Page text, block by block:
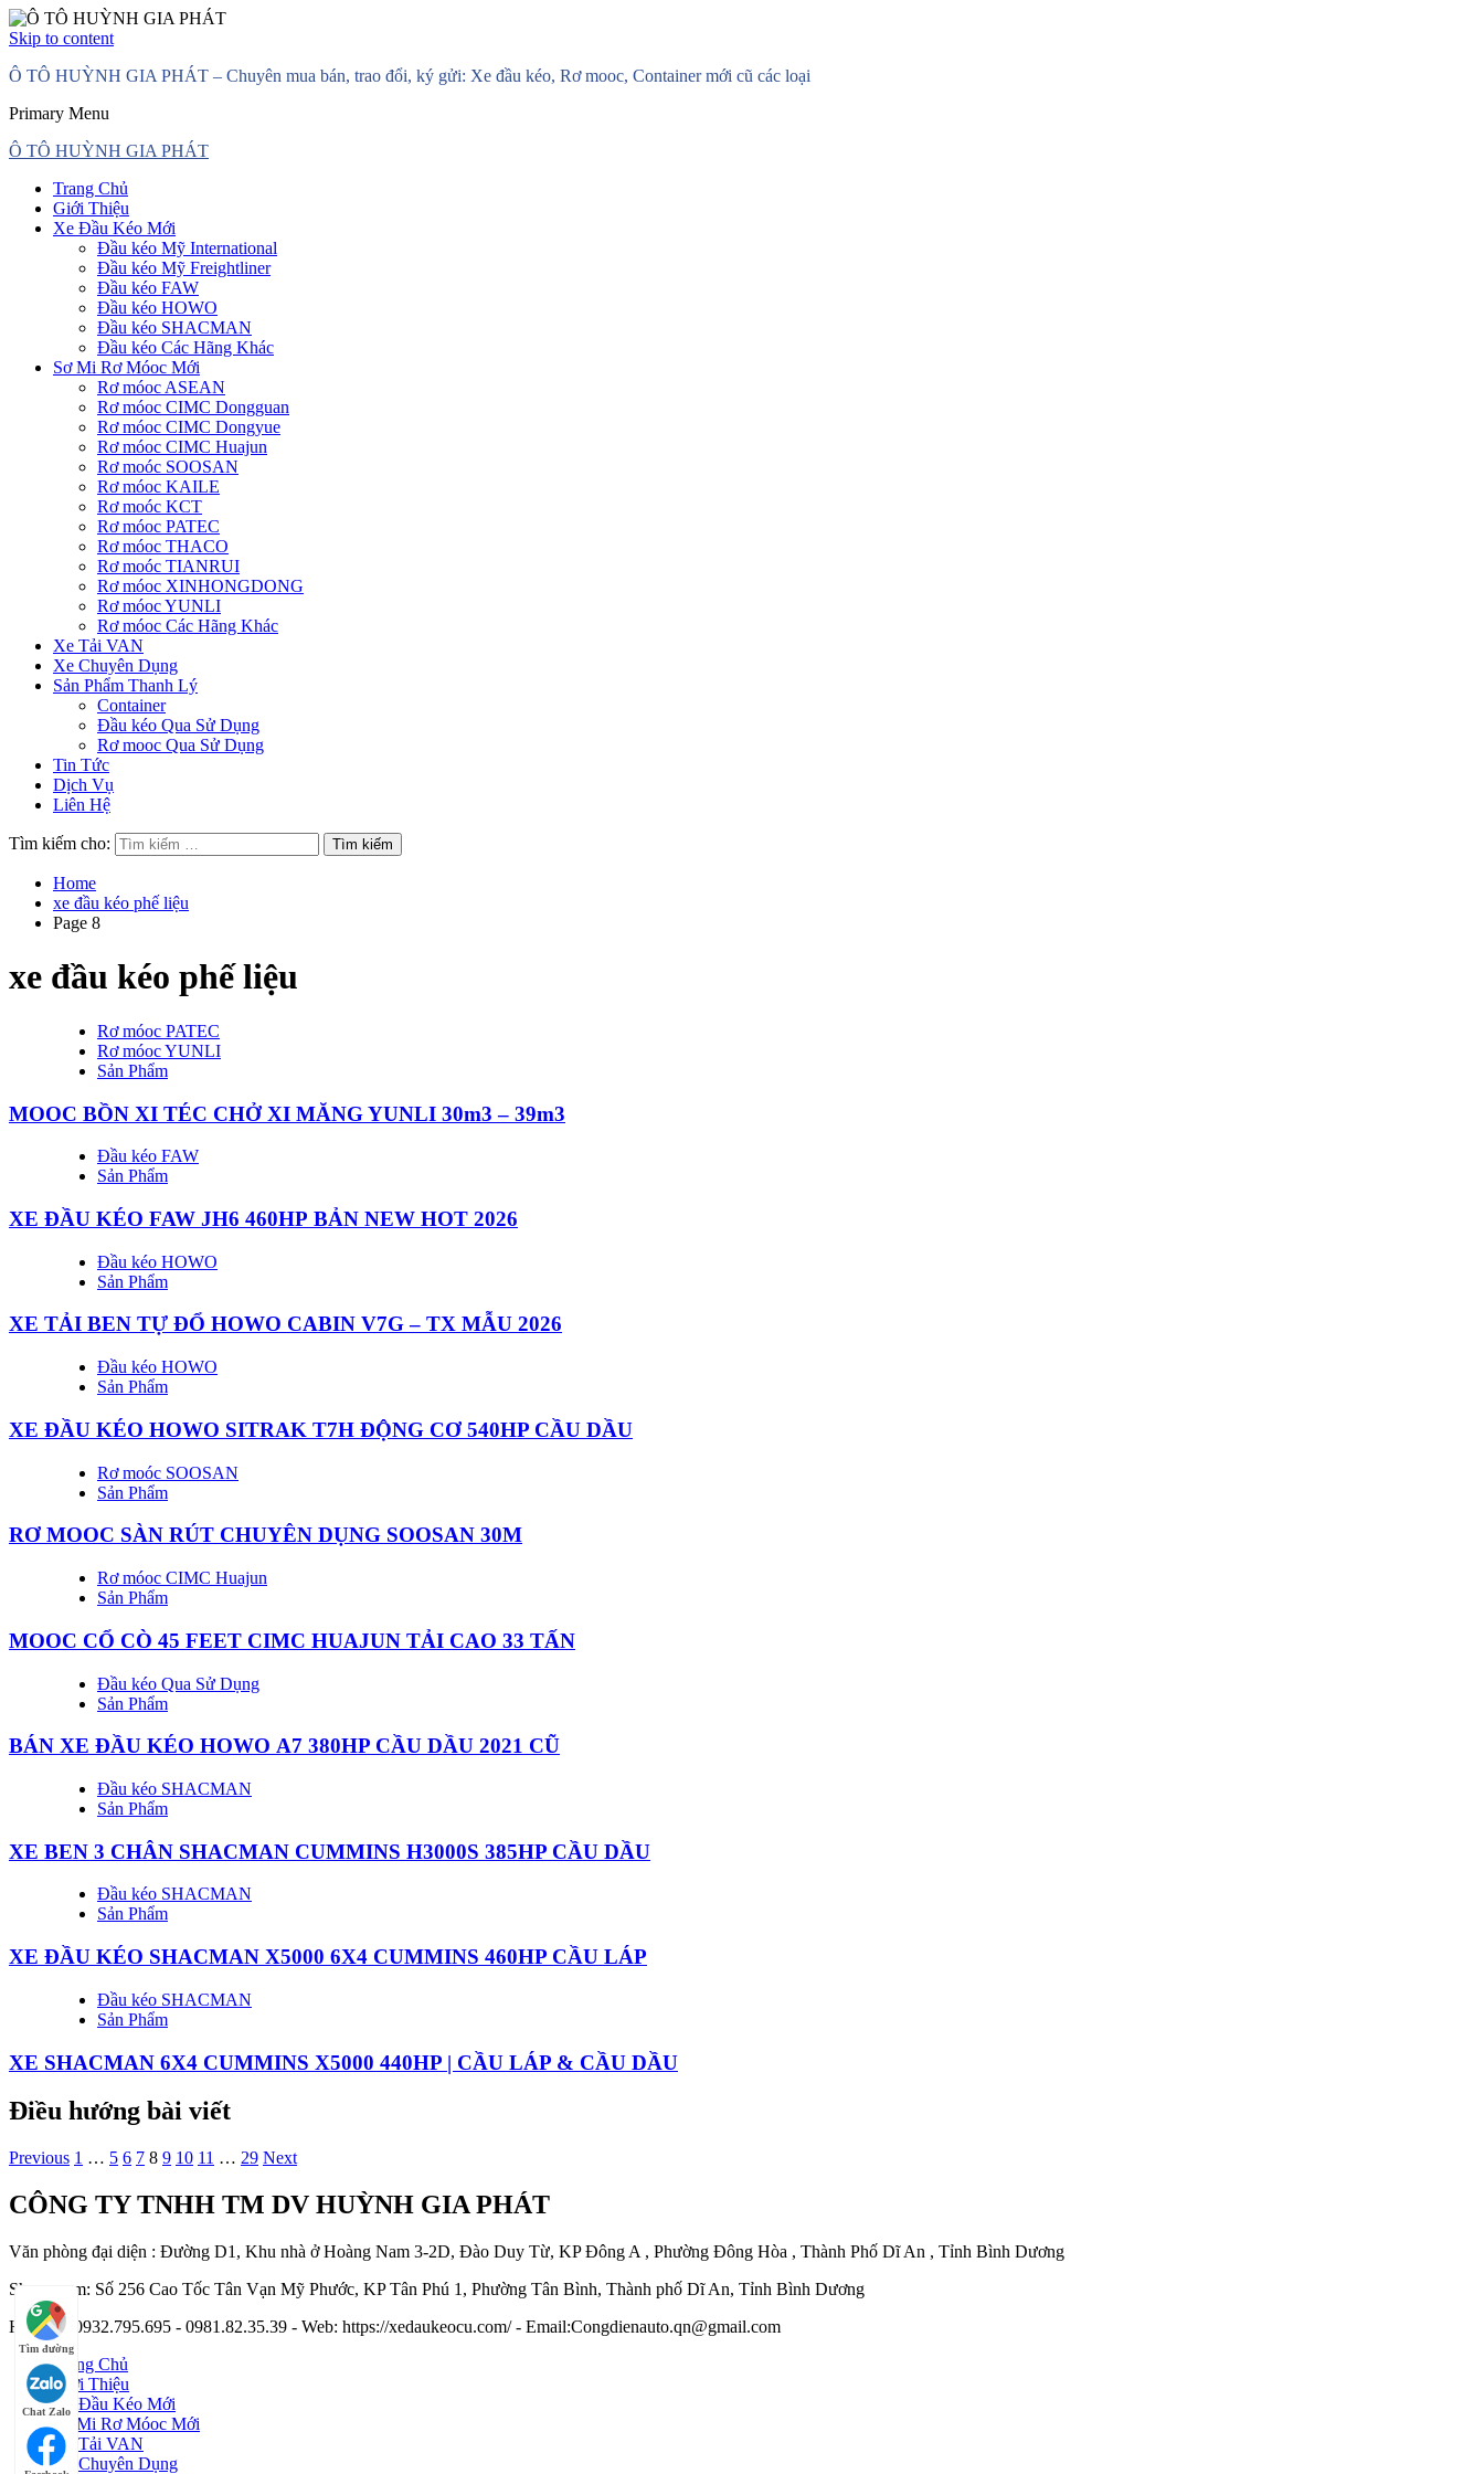
Skip to content
Ô TÔ HUỲNH GIA PHÁT – Chuyên mua bán, trao đổi, ký gửi: Xe đầu kéo, Rơ mooc, Container mới cũ các loại
Primary Menu
Ô TÔ HUỲNH GIA PHÁT
Trang Chủ
Giới Thiệu
Xe Đầu Kéo Mới
Đầu kéo Mỹ International
Đầu kéo Mỹ Freightliner
Đầu kéo FAW
Đầu kéo HOWO
Đầu kéo SHACMAN
Đầu kéo Các Hãng Khác
Sơ Mi Rơ Móoc Mới
Rơ móoc ASEAN
Rơ móoc CIMC Dongguan
Rơ móoc CIMC Dongyue
Rơ móoc CIMC Huajun
Rơ moóc SOOSAN
Rơ móoc KAILE
Rơ moóc KCT
Rơ móoc PATEC
Rơ móoc THACO
Rơ moóc TIANRUI
Rơ móoc XINHONGDONG
Rơ móoc YUNLI
Rơ móoc Các Hãng Khác
Xe Tải VAN
Xe Chuyên Dụng
Sản Phẩm Thanh Lý
Container
Đầu kéo Qua Sử Dụng
Rơ mooc Qua Sử Dụng
Tin Tức
Dịch Vụ
Liên Hệ
Tìm kiếm cho:
Home
xe đầu kéo phế liệu
Page 8
xe đầu kéo phế liệu
Rơ móoc PATEC
Rơ móoc YUNLI
Sản Phẩm
MOOC BỒN XI TÉC CHỞ XI MĂNG YUNLI 30m3 – 39m3
Đầu kéo FAW
Sản Phẩm
XE ĐẦU KÉO FAW JH6 460HP BẢN NEW HOT 2026
Đầu kéo HOWO
Sản Phẩm
XE TẢI BEN TỰ ĐỔ HOWO CABIN V7G – TX MẪU 2026
Đầu kéo HOWO
Sản Phẩm
XE ĐẦU KÉO HOWO SITRAK T7H ĐỘNG CƠ 540HP CẦU DẦU
Rơ moóc SOOSAN
Sản Phẩm
RƠ MOOC SÀN RÚT CHUYÊN DỤNG SOOSAN 30M
Rơ móoc CIMC Huajun
Sản Phẩm
MOOC CỔ CÒ 45 FEET CIMC HUAJUN TẢI CAO 33 TẤN
Đầu kéo Qua Sử Dụng
Sản Phẩm
BÁN XE ĐẦU KÉO HOWO A7 380HP CẦU DẦU 2021 CŨ
Đầu kéo SHACMAN
Sản Phẩm
XE BEN 3 CHÂN SHACMAN CUMMINS H3000S 385HP CẦU DẦU
Đầu kéo SHACMAN
Sản Phẩm
XE ĐẦU KÉO SHACMAN X5000 6X4 CUMMINS 460HP CẦU LÁP
Đầu kéo SHACMAN
Sản Phẩm
XE SHACMAN 6X4 CUMMINS X5000 440HP | CẦU LÁP & CẦU DẦU
Điều hướng bài viết
Previous 1 … 5 6 7 8 9 10 11 … 29 Next
CÔNG TY TNHH TM DV HUỲNH GIA PHÁT
Văn phòng đại diện : Đường D1, Khu nhà ở Hoàng Nam 3-2D, Đào Duy Từ, KP Đông A , Phường Đông Hòa , Thành Phố Dĩ An , Tỉnh Bình Dương
Showroom: Số 256 Cao Tốc Tân Vạn Mỹ Phước, KP Tân Phú 1, Phường Tân Bình, Thành phố Dĩ An, Tỉnh Bình Dương
Hotline : 0932.795.695 - 0981.82.35.39 - Web: https://xedaukeocu.com/ - Email:Congdienauto.qn@gmail.com
Tìm đường
Chat Zalo
Trang Chủ
Giới Thiệu
Xe Đầu Kéo Mới
Sơ Mi Rơ Móoc Mới
Xe Tải VAN
Xe Chuyên Dụng